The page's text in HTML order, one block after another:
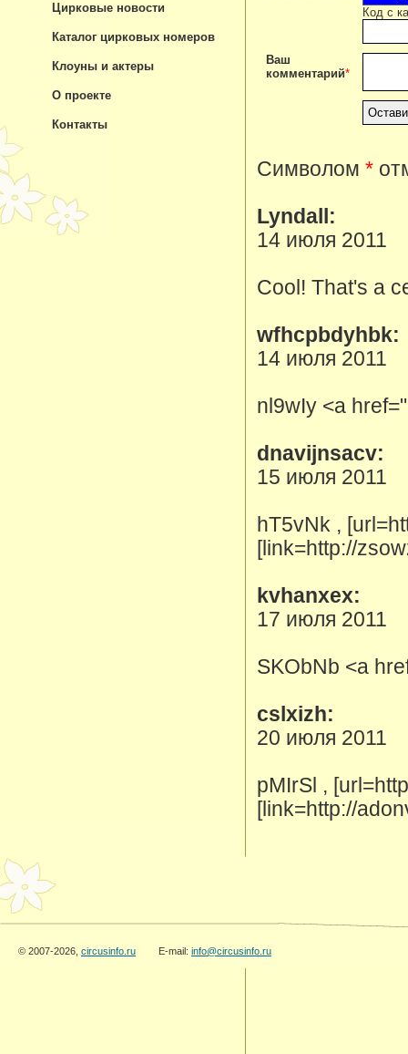
Код с
Ваш
комментарий*
Символом *
Lyndall:
14 июля 2011
Cool! That's a
wfhcpbdyhbk:
14 июля 2011
nl9wIy <a
dnavijnsacv:
15 июля 2011
hT5vNk ,
[link=http://
kvhanxex:
17 июля 2011
SKObNb <a
cslxizh:
20 июля 2011
pMIrSl ,
[link=http://
Цирковые новости
Каталог цирковых номеров
Клоуны и актеры
О проекте
Контакты
© 2007-2026, circusinfo.ru E-mail: info@circusinfo.ru